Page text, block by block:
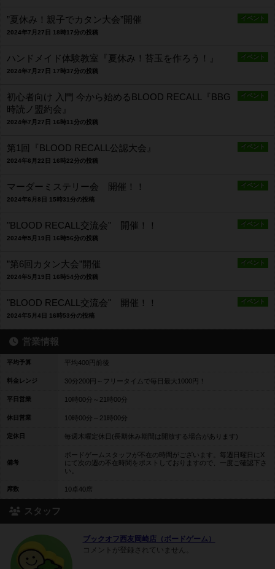
イベント
”夏休み！親子でカタン大会”開催
2024年7月27日 18時17分の投稿
イベント
ハンドメイド体験教室『夏休み！苔玉を作ろう！』
2024年7月27日 17時37分の投稿
イベント
初心者向け 入門 今から始めるBLOOD RECALL『BBG
時読ノ盟約会』
2024年7月27日 16時11分の投稿
イベント
第1回『BLOOD RECALL公認大会』
2024年6月22日 16時22分の投稿
イベント
マーダーミステリー会 開催！！
2024年6月8日 15時31分の投稿
イベント
"BLOOD RECALL交流会" 開催！！
2024年5月19日 16時56分の投稿
イベント
”第6回カタン大会”開催
2024年5月19日 16時54分の投稿
イベント
"BLOOD RECALL交流会" 開催！！
2024年5月4日 16時53分の投稿
営業情報
平均予算 平均400円前後
料金レンジ 30分200円～フリータイムで毎日最大1000円！
平日営業 10時00分～21時00分
休日営業 10時00分～21時00分
定休日 毎週木曜定休日(長期休み期間は開放する場合があります)
備考
ボードゲームスタッフが不在の時間がございます。毎週日曜日にX
にて次の週の不在時間をポストしておりますので、一度ご確認下さ
い。
席数 10卓40席
スタッフ
ブックオフ西友岡崎店（ボードゲーム）
コメントが登録されていません。